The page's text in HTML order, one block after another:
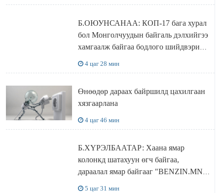
Б.ОЮУНСАНАА: КОП-17 бага хурал
бол Монголчуудын байгаль дэлхийгээ
хамгаалж байгаа бодлого шийдвэрийг
4 цаг 28 мин
Өнөөдөр дараах байршилд цахилгаан
хязгаарлана
4 цаг 46 мин
Б.ХҮРЭЛБААТАР: Хаана ямар
колонкд шатахуун өгч байгаа,
дараалал ямар байгааг "BENZIN.MN”
5 цаг 31 мин